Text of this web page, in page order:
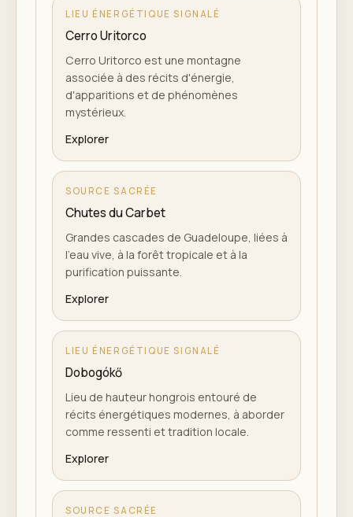
LIEU ÉNERGÉTIQUE SIGNALÉ
Cerro Uritorco
Cerro Uritorco est une montagne
associée à des récits d'énergie,
d'apparitions et de phénomènes
mystérieux.
Explorer
SOURCE SACRÉE
Chutes du Carbet
Grandes cascades de Guadeloupe, liées à
l'eau vive, à la forêt tropicale et à la
purification puissante.
Explorer
LIEU ÉNERGÉTIQUE SIGNALÉ
Dobogókő
Lieu de hauteur hongrois entouré de
récits énergétiques modernes, à aborder
comme ressenti et tradition locale.
Explorer
SOURCE SACRÉE